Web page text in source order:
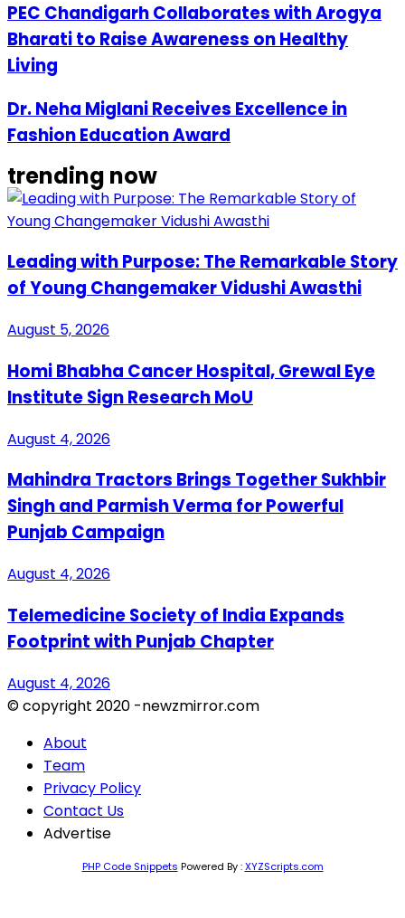
PEC Chandigarh Collaborates with Arogya
Bharati to Raise Awareness on Healthy
Living
Dr. Neha Miglani Receives Excellence in
Fashion Education Award
trending now
Leading with Purpose: The Remarkable Story
of Young Changemaker Vidushi Awasthi
August 5, 2026
Homi Bhabha Cancer Hospital, Grewal Eye
Institute Sign Research MoU
August 4, 2026
Mahindra Tractors Brings Together Sukhbir
Singh and Parmish Verma for Powerful
Punjab Campaign
August 4, 2026
Telemedicine Society of India Expands
Footprint with Punjab Chapter
August 4, 2026
© copyright 2020 -newzmirror.com
About
Team
Privacy Policy
Contact Us
Advertise
PHP Code Snippets Powered By :XYZScripts.com